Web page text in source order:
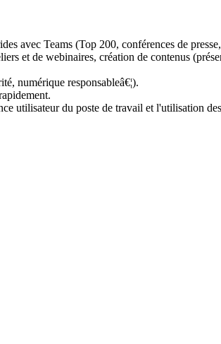
avec Teams (Top 200, conférences de presse,
et de webinaires, création de contenus
numérique responsableâ€¦).
utilisateur du poste de travail et l'utilisation